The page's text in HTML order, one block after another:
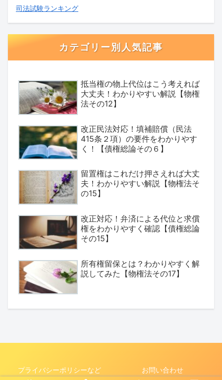
司法試験ランキング
カテゴリー別人気記事
抵当権の物上代位はこう考えれば
大丈夫！わかりやすい解説【物権
法その12】
改正民法対応！填補賠償（民法
415条２項）の要件をわかりやす
く！【債権総論その６】
留置権はこれだけ押さえれば大丈
夫！わかりやすい解説【物権法そ
の15】
改正対応！弁済による代位と求償
権をわかりやすく確認【債権総論
その15】
所有権留保とは？わかりやすく解
説してみた【物権法その17】
プライバシーポリシーなど お問い合わせ